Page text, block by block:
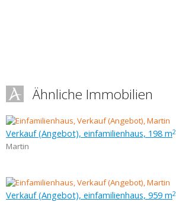
Ähnliche Immobilien
Verkauf (Angebot), einfamilienhaus, 198 m2
Martin
Verkauf (Angebot), einfamilienhaus, 959 m2